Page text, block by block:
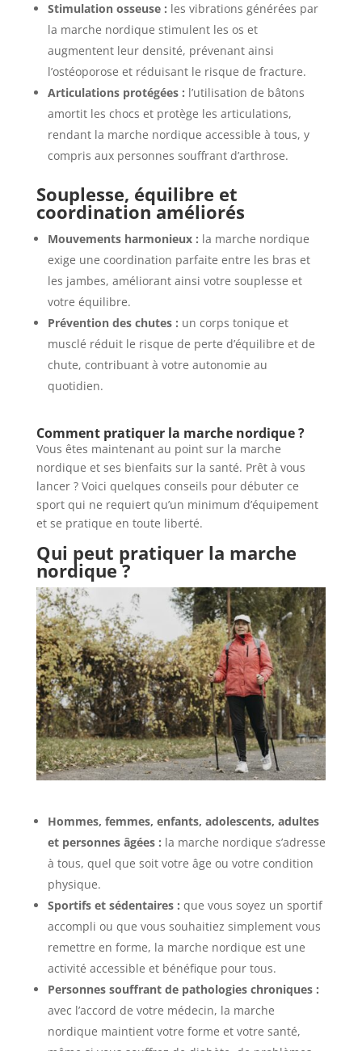
Stimulation osseuse : les vibrations générées par
la marche nordique stimulent les os et
augmentent leur densité, prévenant ainsi
l’ostéoporose et réduisant le risque de fracture.
Articulations protégées : l’utilisation de bâtons
amortit les chocs et protège les articulations,
rendant la marche nordique accessible à tous, y
compris aux personnes souffrant d’arthrose.
Souplesse, équilibre et
coordination améliorés
Mouvements harmonieux : la marche nordique
exige une coordination parfaite entre les bras et
les jambes, améliorant ainsi votre souplesse et
votre équilibre.
Prévention des chutes : un corps tonique et
musclé réduit le risque de perte d’équilibre et de
chute, contribuant à votre autonomie au
quotidien.
Comment pratiquer la marche nordique ?
Vous êtes maintenant au point sur la marche
nordique et ses bienfaits sur la santé. Prêt à vous
lancer ? Voici quelques conseils pour débuter ce
sport qui ne requiert qu’un minimum d’équipement
et se pratique en toute liberté.
Qui peut pratiquer la marche
nordique ?
Hommes, femmes, enfants, adolescents, adultes
et personnes âgées : la marche nordique s’adresse
à tous, quel que soit votre âge ou votre condition
physique.
Sportifs et sédentaires : que vous soyez un sportif
accompli ou que vous souhaitiez simplement vous
remettre en forme, la marche nordique est une
activité accessible et bénéfique pour tous.
Personnes souffrant de pathologies chroniques :
avec l’accord de votre médecin, la marche
nordique maintient votre forme et votre santé,